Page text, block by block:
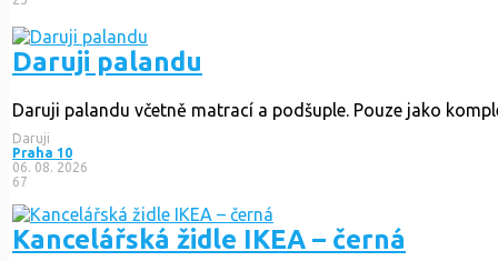
Daruji palandu
Daruji palandu včetně matrací a podšuple. Pouze jako
Daruji
Praha 10
06. 08. 2026
67
Kancelářská židle IKEA – černá